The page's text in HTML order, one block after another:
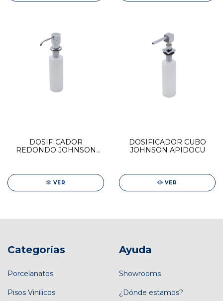
DOSIFICADOR
REDONDO JOHNSON
VER
DOSIFICADOR CUBO
JOHNSON APIDOCU
VER
Categorías
Porcelanatos
Pisos Vinílicos
Ayuda
Showrooms
¿Dónde estamos?